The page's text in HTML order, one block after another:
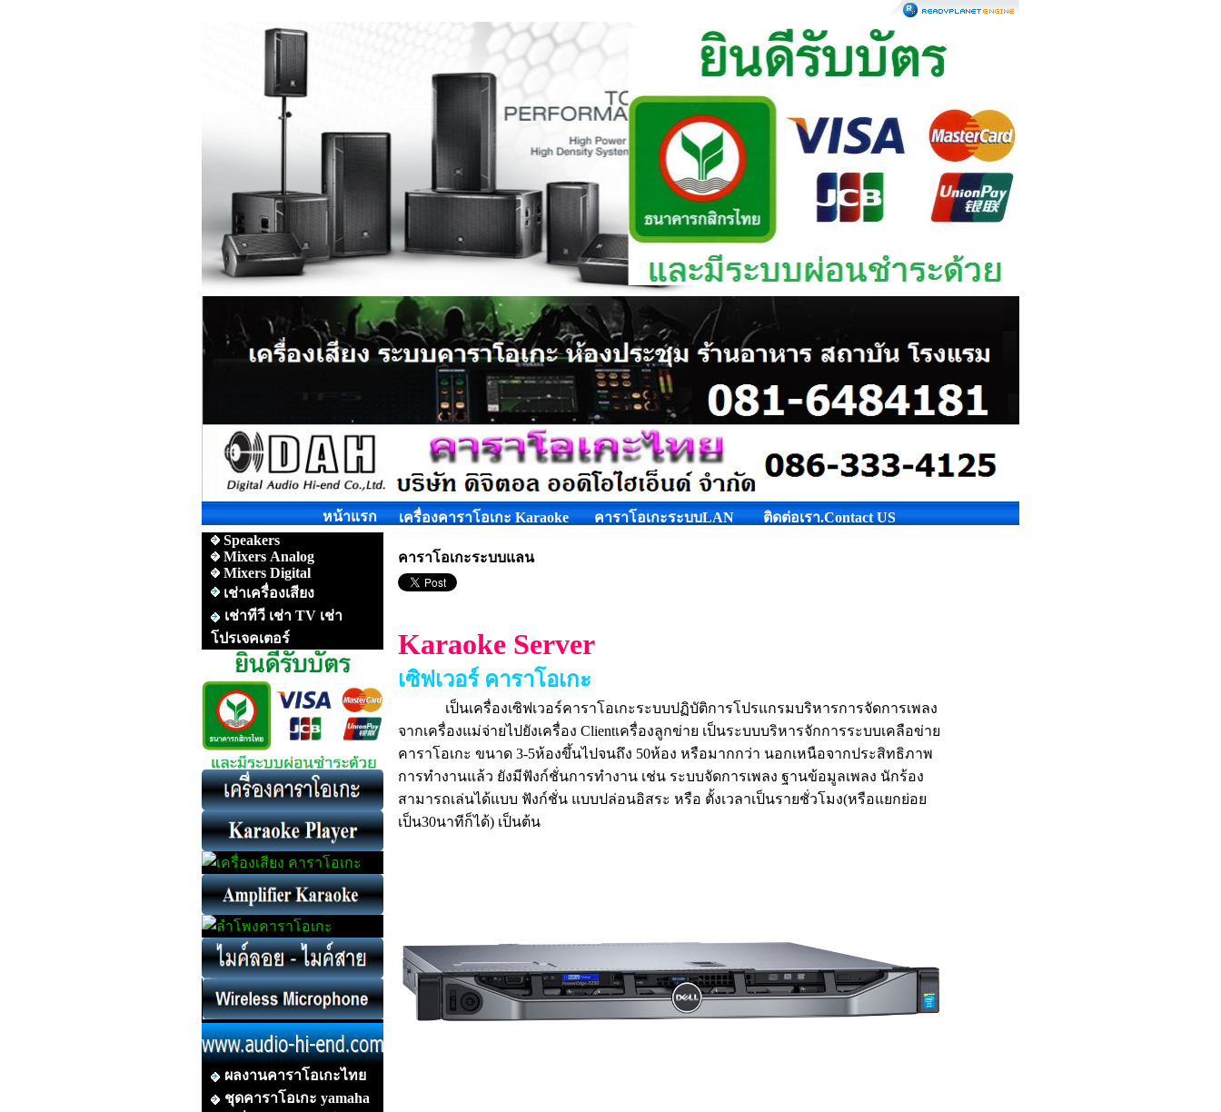
หน้าแรก เครื่องคาราโอเกะ Karaoke คาราโอเกะระบบLAN
ติดต่อเรา.Contact US
Speakers
Mixers Analog
Mixers Digital
เช่าเครื่องเสียง
เช่าทีวี เช่า TV เช่า
โปรเจคเตอร์
ผลงานคาราโอเกะไทย
ชุดคาราโอเกะ yamaha
คาราโอเกะระบบแลน
Karaoke Server
เซิฟเวอร์ คาราโอเกะ
เป็นเครื่องเซิฟเวอร์คาราโอเกะระบบปฏิบัติการโปรแกรมบริหารการจัดการเพลง
จากเครื่องแม่จ่ายไปยังเครื่อง Clientเครื่องลูกข่าย เป็นระบบบริหารจักการระบบเคลือข่าย
คาราโอเกะ ขนาด 3-5ห้องขึ้นไปจนถึง 50ห้อง หรือมากกว่า นอกเหนือจากประสิทธิภาพ
การทำงานแล้ว ยังมีฟังก์ชั่นการทำงาน เช่น ระบบจัดการเพลง ฐานข้อมูลเพลง นักร้อง
สามารถเล่นได้แบบ ฟังก์ชั่น แบบปล่อนอิสระ หรือ ตั้งเวลาเป็นรายชั่วโมง(หรือแยกย่อย
เป็น30นาทีก็ได้) เป็นต้น